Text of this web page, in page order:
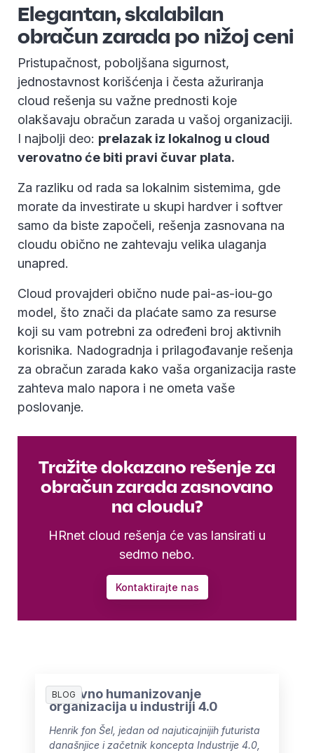
Elegantan, skalabilan
obračun zarada po nižoj ceni
Pristupačnost, poboljšana sigurnost,
jednostavnost korišćenja i česta ažuriranja
cloud rešenja su važne prednosti koje
olakšavaju obračun zarada u vašoj organizaciji.
I najbolji deo: prelazak iz lokalnog u cloud
verovatno će biti pravi čuvar plata.
Za razliku od rada sa lokalnim sistemima, gde
morate da investirate u skupi hardver i softver
samo da biste započeli, rešenja zasnovana na
cloudu obično ne zahtevaju velika ulaganja
unapred.
Cloud provajderi obično nude pai-as-iou-go
model, što znači da plaćate samo za resurse
koji su vam potrebni za određeni broj aktivnih
korisnika. Nadogradnja i prilagođavanje rešenja
za obračun zarada kako vaša organizacija raste
zahteva malo napora i ne ometa vaše
poslovanje.
Tražite dokazano rešenje za
obračun zarada zasnovano
na cloudu?
HRnet cloud rešenja će vas lansirati u
sedmo nebo.
Kontaktirajte nas
BLOG
Ponovno humanizovanje
organizacija u industriji 4.0
Henrik fon Šel, jedan od najuticajnijih futurista
današnjice i začetnik koncepta Industrije 4.0,